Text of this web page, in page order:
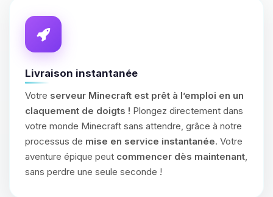
Livraison instantanée
Votre serveur Minecraft est prêt à l’emploi en un
claquement de doigts ! Plongez directement dans
votre monde Minecraft sans attendre, grâce à notre
processus de mise en service instantanée. Votre
aventure épique peut commencer dès maintenant
sans perdre une seule seconde !